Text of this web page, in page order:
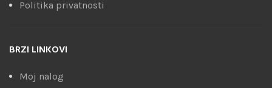
Politika privatnosti
BRZI LINKOVI
Moj nalog